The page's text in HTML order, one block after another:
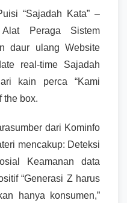
“Sajadah Kata” –
Peraga Sistem
daur ulang Website
real-time Sajadah
kain perca “Kami
the box.
dari Kominfo
mencakup: Deteksi
Keamanan data
“Generasi Z harus
hanya konsumen,”